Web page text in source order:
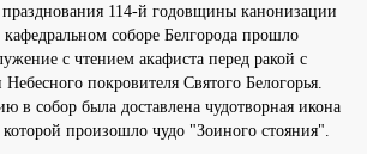
празднования 114-й годовщины канонизации
кафедральном соборе Белгорода прошло
с чтением акафиста перед ракой с
покровителя Святого Белогорья.
в собор была доставлена чудотворная икона
которой произошло чудо "Зоиного стояния".